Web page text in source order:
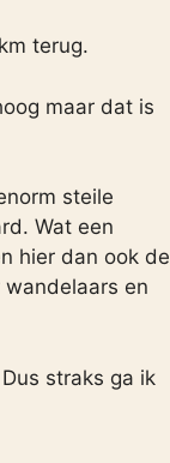
terug.
maar dat is
steile
Wat een
hier dan ook de
en
straks ga ik